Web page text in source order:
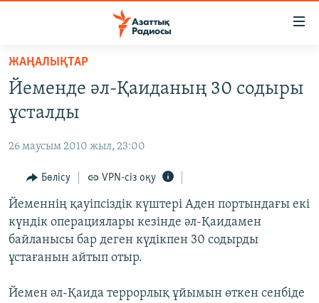
Skip
main
content
Skip
to
Navigation
Skip
to
Search
ЖАҢАЛЫҚТАР
AZATTYQTV
ҚАҢТАР ОҚИҒАСЫ
АДАМ ҚҰҚЫҚТАРЫ
ӘЛЕУМЕТ
ӘЛЕМ
АРНАЙЫ ЖОБАЛАР
Русский
ЖАҢАЛЫҚТАР
Йеменде әл-Қаиданың 30 содыры
ұсталды
26 маусым 2010 жыл, 23:00
Бөлісу VPN-сіз оқу
Йеменнің қауіпсіздік күштері Аден портындағы екі
күндік операциялары кезінде әл-Қаидамен
байланысы бар деген күдікпен 30 содырды
ұстағанын айтып отыр.
Йемен әл-Қаида террорлық ұйымын өткен сенбіде